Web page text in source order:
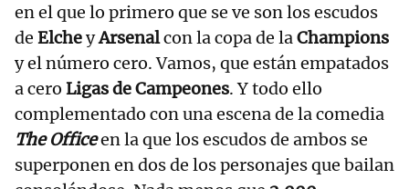
en el que lo primero que se ve son los escudos
de ElcheyArsenalcon la copa de laChampions
y el número cero. Vamos, que están empatados
a cero Ligas de Campeones. Y todo ello
complementado con una escena de la comedia
The Officeen la que los escudos de ambos se
superponen en dos de los personajes que bailan